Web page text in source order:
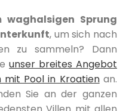
Sprung
, um sich nach
zu sammeln? Dann
unser breites Angebot
mit Pool in Kroatienan.
Sie an der ganzen